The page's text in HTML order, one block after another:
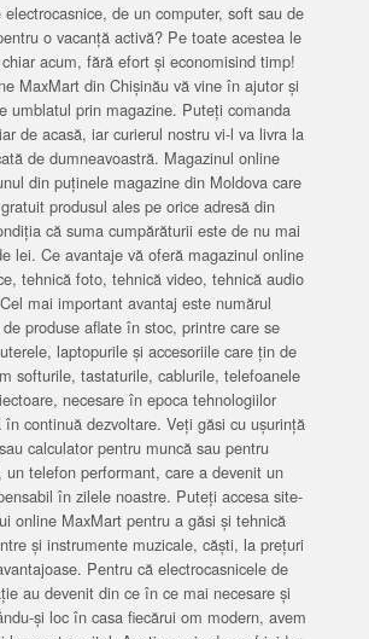
de un computer, soft sau de
o vacanță activă? Pe toate acestea le
acum, fără efort și economisind timp!
MaxMart din Chișinău vă vine în ajutor și
umblatul prin magazine. Puteți comanda
de acasă, iar curierul nostru vi-l va livra la
de dumneavoastră. Magazinul online
din puținele magazine din Moldova care
produsul ales pe orice adresă din
că suma cumpărăturii este de nu mai
lei. Ce avantaje vă oferă magazinul online
tehnică foto, tehnică video, tehnică audio
mai important avantaj este numărul
produse aflate în stoc, printre care se
laptopurile și accesoriile care țin de
softurile, tastaturile, cablurile, telefoanele
necesare în epoca tehnologiilor
în continuă dezvoltare. Veți găsi cu ușurință
calculator pentru muncă sau pentru
un telefon performant, care a devenit un
în zilele noastre. Puteți accesa site-
online MaxMart pentru a găsi și tehnică
și instrumente muzicale, căști, la prețuri
Pentru că electrocasnicele de
au devenit din ce în ce mai necesare și
și loc în casa fiecărui om modern, avem